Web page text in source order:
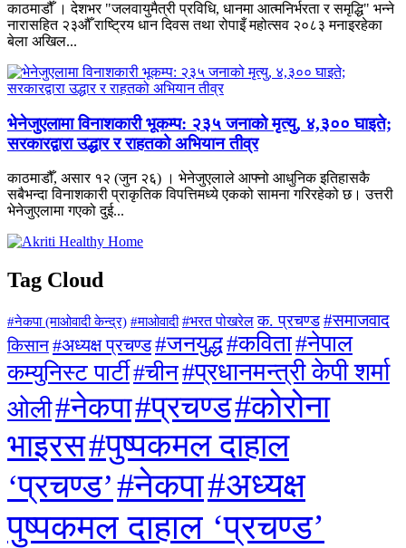
काठमाडौँ । देशभर "जलवायुमैत्री प्रविधि, धानमा आत्मनिर्भरता र समृद्धि" भन्ने
नारासहित २३औँ राष्ट्रिय धान दिवस तथा रोपाइँ महोत्सव २०८३ मनाइरहेका
बेला अखिल...
भेनेजुएलामा विनाशकारी भूकम्प: २३५ जनाको मृत्यु, ४,३०० घाइते;
सरकारद्वारा उद्धार र राहतको अभियान तीव्र
काठमाडौँ, असार १२ (जुन २६) । भेनेजुएलाले आफ्नो आधुनिक इतिहासकै
सबैभन्दा विनाशकारी प्राकृतिक विपत्तिमध्ये एकको सामना गरिरहेको छ। उत्तरी
भेनेजुएलामा गएको दुई...
Tag Cloud
#नेकपा (माओवादी केन्द्र) #माओवादी #भरत पोखरेल क. प्रचण्ड #समाजवाद
किसान#अध्यक्ष प्रचण्ड#जनयुद्ध#कविता#नेपाल
कम्युनिस्ट पार्टी#चीन#प्रधानमन्त्री केपी शर्मा
ओली#नेकपा#प्रचण्ड#कोरोना
भाइरस#पुष्पकमल दाहाल
‘प्रचण्ड’#नेकपा#अध्यक्ष
पुष्पकमल दाहाल ‘प्रचण्ड’